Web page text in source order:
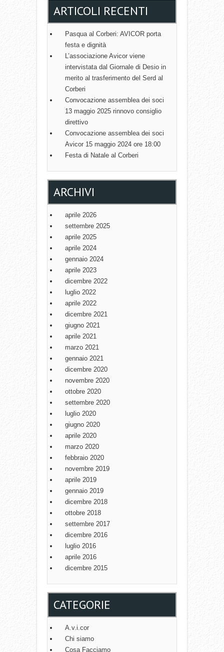
ARTICOLI RECENTI
Pasqua al Corberi: AVICOR porta
festa e dignità
L’associazione Avicor viene
intervistata dal Giornale di Desio in
merito al trasferimento del Serd al
Corberi
Convocazione assemblea dei soci
13 maggio 2025 rinnovo consiglio
direttivo
Convocazione assemblea dei soci
Avicor 15 maggio 2024 ore 18:00
Festa di Natale al Corberi
ARCHIVI
aprile 2026
settembre 2025
aprile 2025
aprile 2024
gennaio 2024
aprile 2023
dicembre 2022
luglio 2022
aprile 2022
dicembre 2021
giugno 2021
aprile 2021
marzo 2021
gennaio 2021
dicembre 2020
novembre 2020
ottobre 2020
settembre 2020
luglio 2020
giugno 2020
aprile 2020
marzo 2020
febbraio 2020
novembre 2019
aprile 2019
gennaio 2019
dicembre 2018
ottobre 2018
settembre 2017
dicembre 2016
luglio 2016
aprile 2016
dicembre 2015
CATEGORIE
A.v.i.cor
Chi siamo
Cosa Facciamo